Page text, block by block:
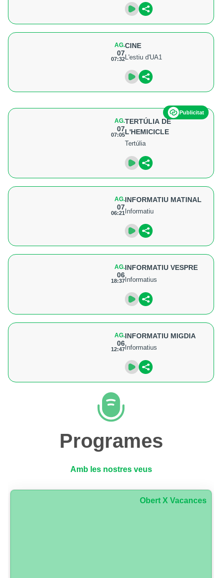
AG.
07
07:32
CINE
L'estiu d'UA1
Publicitat
AG.
07
07:05
TERTÚLIA DE
L'HEMICICLE
Tertúlia
AG.
07
06:21
INFORMATIU MATINAL
Informatiu
AG.
06
18:37
INFORMATIU VESPRE
Informatius
AG.
06
12:47
INFORMATIU MIGDIA
Informatius
Programes
Amb les nostres veus
Obert X Vacances